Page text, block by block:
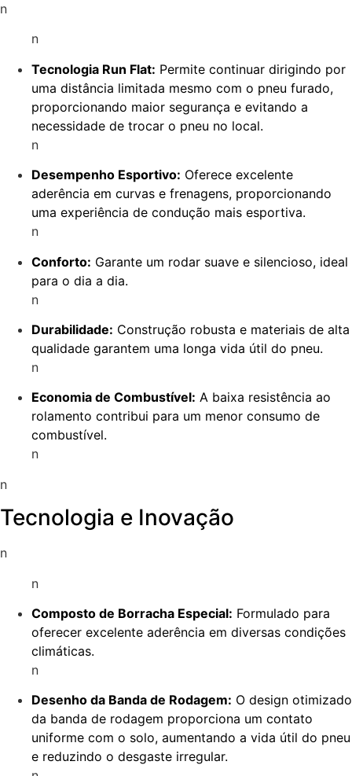
n
n
Tecnologia Run Flat: Permite continuar dirigindo por
uma distância limitada mesmo com o pneu furado,
proporcionando maior segurança e evitando a
necessidade de trocar o pneu no local.
n
Desempenho Esportivo: Oferece excelente
aderência em curvas e frenagens, proporcionando
uma experiência de condução mais esportiva.
n
Conforto: Garante um rodar suave e silencioso, ideal
para o dia a dia.
n
Durabilidade: Construção robusta e materiais de alta
qualidade garantem uma longa vida útil do pneu.
n
Economia de Combustível: A baixa resistência ao
rolamento contribui para um menor consumo de
combustível.
n
n
Tecnologia e Inovação
n
n
Composto de Borracha Especial: Formulado para
oferecer excelente aderência em diversas condições
climáticas.
n
Desenho da Banda de Rodagem: O design otimizado
da banda de rodagem proporciona um contato
uniforme com o solo, aumentando a vida útil do pneu
e reduzindo o desgaste irregular.